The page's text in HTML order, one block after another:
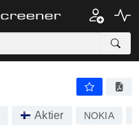
Aktier NOKIA